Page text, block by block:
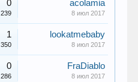
0
239
acolamia
8 июл 2017
1
350
lookatmebaby
8 июл 2017
0
286
FraDiablo
8 июл 2017